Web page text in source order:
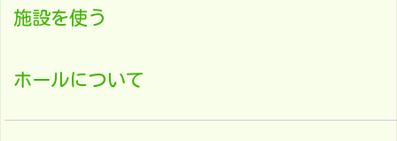
施設を使う
ホールについて